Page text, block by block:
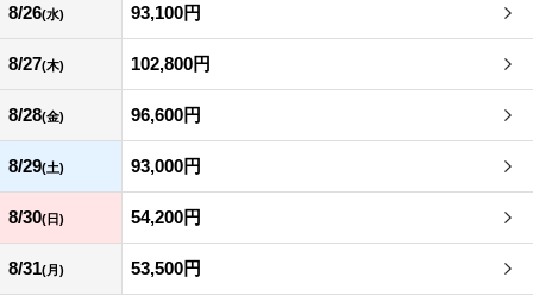
8/26(水) 93,100円
8/27(木) 102,800円
8/28(金) 96,600円
8/29(土) 93,000円
8/30(日) 54,200円
8/31(月) 53,500円